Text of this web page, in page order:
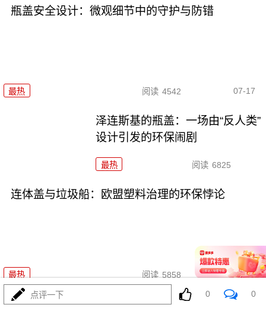
瓶盖安全设计：微观细节中的守护与防错
最热 阅读 4542 07-17
泽连斯基的瓶盖：一场由“反人类”
设计引发的环保闹剧
最热 阅读 6825
连体盖与垃圾船：欧盟塑料治理的环保悖论
最热 阅读 5858 07-17
一个瓶盖拧出的政治与环保隐喻
点评一下 0 0